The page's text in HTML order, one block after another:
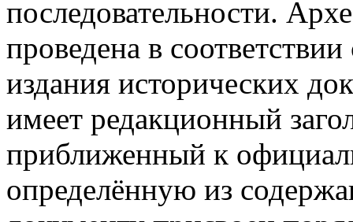
последовательности.
проведена в
издания исторических
имеет редакционный
приближенный к
определённую из